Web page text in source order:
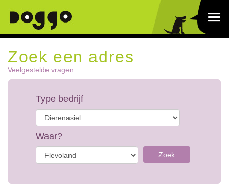
Zoek een adres
Veelgestelde vragen
Type bedrijf
Waar?
Zoek